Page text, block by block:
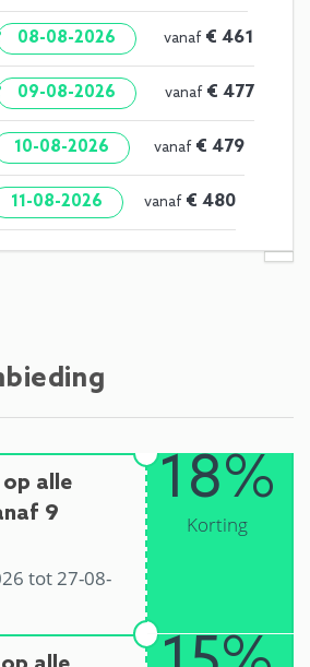
08-08-2026 vanaf € 461
09-08-2026 vanaf € 477
10-08-2026 vanaf € 479
11-08-2026 vanaf € 480
alle
9
tot 27-08-
18%
Korting